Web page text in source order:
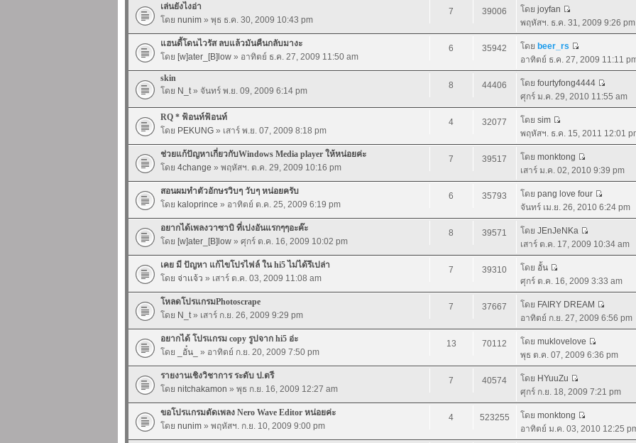
เล่นยังไงอ่า
โดย nunim » พุธ ธ.ค. 30, 2009 10:43 pm
7 39006 โดย joyfan
พฤหัสฯ. ธ.ค. 31, 2009 9:26 pm
แฮนดี้โดนไวรัส ลบแล้วมันคืนกลับมางะ
โดย [w]ater_[B]low » อาทิตย์ ธ.ค. 27, 2009 11:50 am
6 35942 โดย beer_rs
อาทิตย์ ธ.ค. 27, 2009 11:11
skin
โดย N_t» จันทร์ พ.ย. 09, 2009 6:14 pm
8 44406 โดย fourtyfong4444
ศุกร์ ม.ค. 29, 2010 11:55 am
RQ * ฟ้อนท์ฟ้อนท์
โดย PEKUNG » เสาร์ พ.ย. 07, 2009 8:18 pm
4 32077 โดย sim
พฤหัสฯ. ธ.ค. 15, 2011 12:01
ช่วยแก้ปัญหาเกี่ยวกับWindows Media player ให้หน่อยค่ะ
โดย 4change » พฤหัสฯ. ต.ค. 29, 2009 10:16 pm
7 39517 โดย monktong
เสาร์ ม.ค. 02, 2010 9:39 pm
สอนผมทำตัวอักษรวิบๆ วับๆ หน่อยครับ
โดย kaloprince » อาทิตย์ ต.ค. 25, 2009 6:19 pm
6 35793 โดย pang love four
จันทร์ เม.ย. 26, 2010 6:24 pm
อยากได้เพลงวาซาบิ ที่เปงอันแรกๆๆอะค๊ะ
โดย [w]ater_[B]low » ศุกร์ ต.ค. 16, 2009 10:02 pm
8 39571 โดย JEnJeNKa
เสาร์ ต.ค. 17, 2009 10:34 am
เคย มี ปัญหา แก้ไขโปรไฟล์ ใน hi5 ไม่ได้รึเปล่า
โดย จ่าเเจ้ว » เสาร์ ต.ค. 03, 2009 11:08 am
7 39310 โดย อั้น
ศุกร์ ต.ค. 16, 2009 3:33 am
โหลดโปรแกรมPhotoscrape
โดย N_t» เสาร์ ก.ย. 26, 2009 9:29 pm
7 37667 โดย FAIRY DREAM
อาทิตย์ ก.ย. 27, 2009 6:56 pm
อยากได้ โปรแกรม copy รูปจาก hi5 อ่ะ
โดย
_อั๋น_ » อาทิตย์ ก.ย. 20, 2009 7:50 pm
13 70112 โดย muklovelove
พุธ ต.ค. 07, 2009 6:36 pm
รายงานเชิงวิชาการ ระดับ ป.ตรี
โดย nitchakamon » พุธ ก.ย. 16, 2009 12:27 am
7 40574 โดย HYuuZu
ศุกร์ ก.ย. 18, 2009 7:21 pm
ขอโปรแกรมตัดเพลง Nero Wave Editor หน่อยค่ะ
โดย nunim » พฤหัสฯ. ก.ย. 10, 2009 9:00 pm
4 523255 โดย monktong
อาทิตย์ ม.ค. 03, 2010 12:25